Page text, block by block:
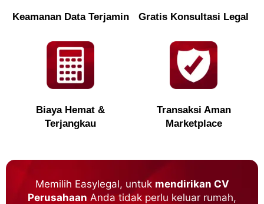
Keamanan Data Terjamin Gratis Konsultasi Legal
Biaya Hemat &
Terjangkau
Transaksi Aman
Marketplace
Memilih Easylegal, untuk mendirikan CV
PerusahaanAnda tidak perlu keluar rumah,